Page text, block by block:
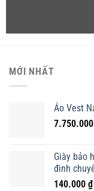
MỚI NHẤT
Áo Vest
7.750.000
Giày bảo
đinh
140.000 ₫